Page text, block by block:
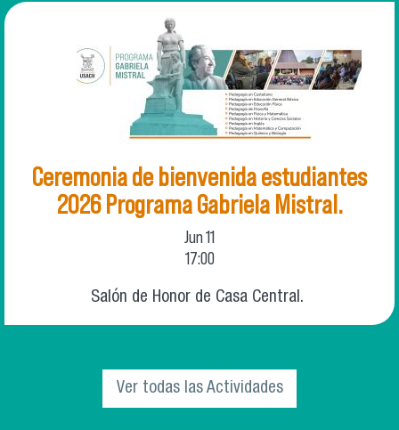
Ceremonia de bienvenida estudiantes
2026 Programa Gabriela Mistral.
Jun11
17:00
Salón de Honor de Casa Central.
Ver todas las Actividades